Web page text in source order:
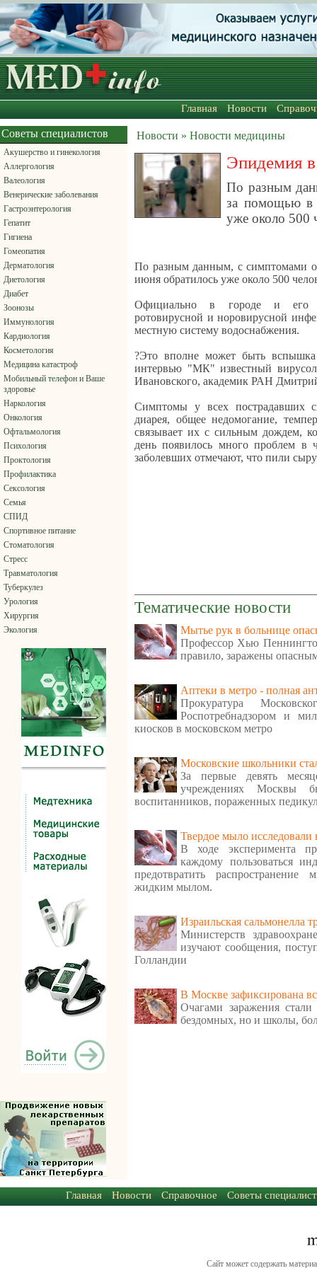
Главная Новости
Советы специалистов
Акушерство и гинекология
Аллергология
Валеология
Венерические заболевания
Гастроэнтерология
Гепатит
Гигиена
Гомеопатия
Дерматология
Диетология
Диабет
Зоонозы
Иммунология
Кардиология
Косметология
Медицина катастроф
Мобильный телефон и Ваше
здоровье
Наркология
Онкология
Офтальмология
Психология
Проктология
Профилактика
Сексология
Семья
СПИД
Спортивное питание
Стоматология
Стресс
Травматология
Туберкулез
Урология
Хирургия
Экология
Новости » Новости медицины
Эпидемия
По разным
за помощью в
уже около 500
По разным данным, с симптомами
июня обратилось уже около 500
Официально в городе и его
ротовирусной и норовирусной
местную систему водоснабжения.
?Это вполне может быть
интервью "МК" известный
Ивановского, академик РАН
Симптомы у всех пострадавших
диарея, общее недомогание,
связывает их с сильным дождем,
день появилось много проблем в
заболевших отмечают, что пили
Тематические новости
Мытье рук в больнице
Профессор Хью
правило, заражены
Аптеки в метро - полная
Прокуратура
Роспотребнадзором и
киосков в московском метро
Московские школьники
За первые девять
учреждениях Москвы
воспитанников, пораженных
Твердое мыло исследовали
В ходе эксперимента
каждому пользоваться
предотвратить
жидким мылом.
Израильская сальмонелла
Министерств
изучают сообщения,
Голландии
В Москве зафиксирована
Очагами заражения
бездомных, но и школы,
Главная Новости Справочное Советы
Сайт может содержать